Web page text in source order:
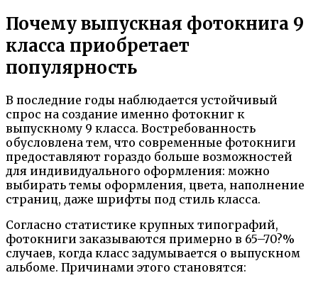
Почему выпускная фотокнига 9
класса приобретает
популярность
В последние годы наблюдается устойчивый
спрос на создание именно фотокниг к
выпускному 9 класса. Востребованность
обусловлена тем, что современные фотокниги
предоставляют гораздо больше возможностей
для индивидуального оформления: можно
выбирать темы оформления, цвета, наполнение
страниц, даже шрифты под стиль класса.
Согласно статистике крупных типографий,
фотокниги заказываются примерно в 65–70?%
случаев, когда класс задумывается о выпускном
альбоме. Причинами этого становятся: